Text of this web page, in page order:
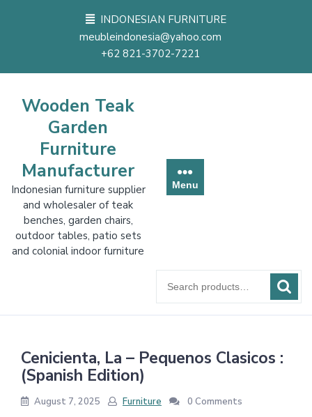
INDONESIAN FURNITURE
meubleindonesia@yahoo.com
+62 821-3702-7221
Wooden Teak
Garden
Furniture
Manufacturer
Indonesian furniture supplier
and wholesaler of teak
benches, garden chairs,
outdoor tables, patio sets
and colonial indoor furniture
Menu
for:
Cenicienta, La – Pequenos Clasicos :
(Spanish Edition)
August 7, 2025 Furniture 0 Comments